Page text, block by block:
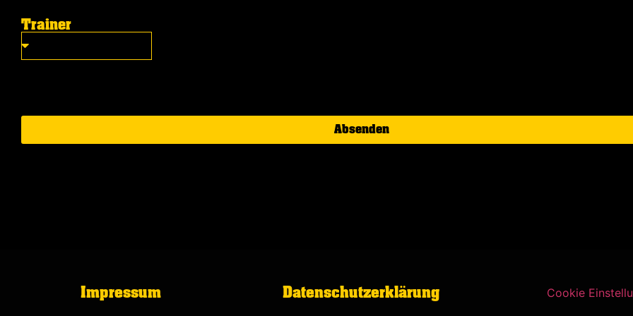
Trainer
Absenden
Impressum Datenschutzerklärung Cookie